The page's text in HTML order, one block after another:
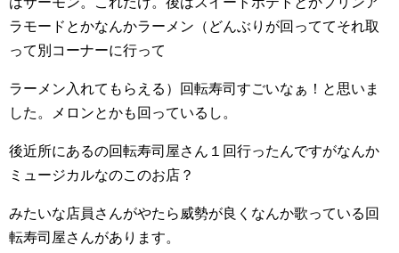
ラモードとかなんかラーメン（どんぶりが回っててそれ取
って別コーナーに行って
ラーメン入れてもらえる）回転寿司すごいなぁ！と思いま
した。メロンとかも回っているし。
後近所にあるの回転寿司屋さん１回行ったんですがなんか
ミュージカルなのこのお店？
みたいな店員さんがやたら威勢が良くなんか歌っている回
転寿司屋さんがあります。